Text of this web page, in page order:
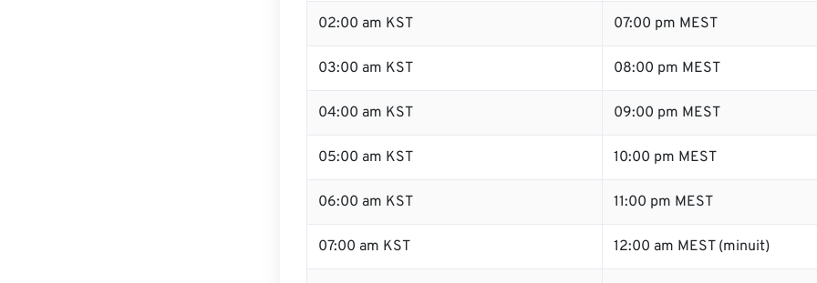
02:00 am KST 07:00 pm MEST
03:00 am KST 08:00 pm MEST
04:00 am KST 09:00 pm MEST
05:00 am KST 10:00 pm MEST
06:00 am KST 11:00 pm MEST
07:00 am KST 12:00 am MEST (minuit)